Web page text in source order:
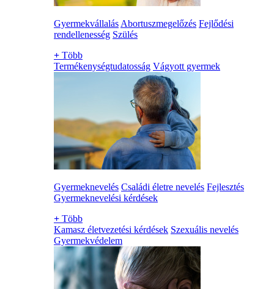
Gyermekvállalás Abortuszmegelőzés Fejlődési
rendellenesség Szülés
+ Több
Termékenységtudatosság Vágyott gyermek
Gyermeknevelés Családi életre nevelés Fejlesztés
Gyermeknevelési kérdések
+ Több
Kamasz életvezetési kérdések Szexuális nevelés
Gyermekvédelem